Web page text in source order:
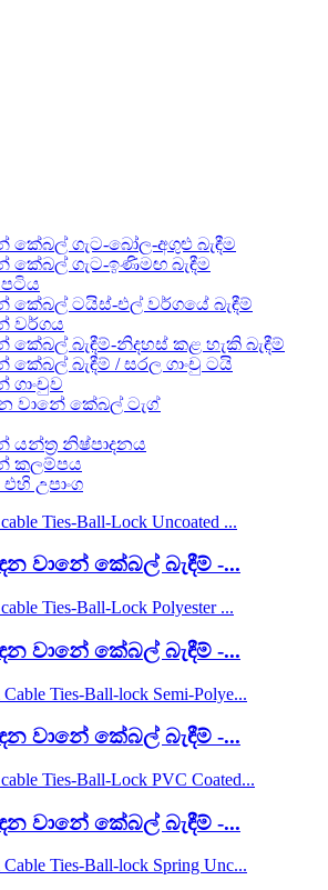
කේබල් ගැට-බෝල-අගුළු බැඳීම
කේබල් ගැට-ඉණිමඟ බැඳීම
පටිය
කේබල් ටයිස්-එල් වර්ගයේ බැඳීම්
වර්ගය
කේබල් බැඳීම්-නිදහස් කළ හැකි බැඳීම්
බැඳීම් / සරල ගාංචු ටයි
ගාංචුව
වානේ කේබල් ටැග්
යන්ත්‍ර නිෂ්පාදනය
කලම්පය
උපාංග
වානේ කේබල් බැඳීම් -...
වානේ කේබල් බැඳීම් -...
වානේ කේබල් බැඳීම් -...
වානේ කේබල් බැඳීම් -...